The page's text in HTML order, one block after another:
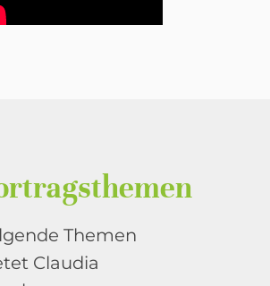
Themen
Claudia